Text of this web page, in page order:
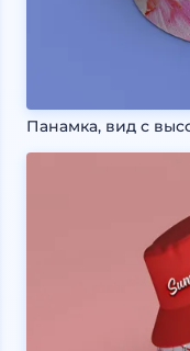
Панамка, вид с